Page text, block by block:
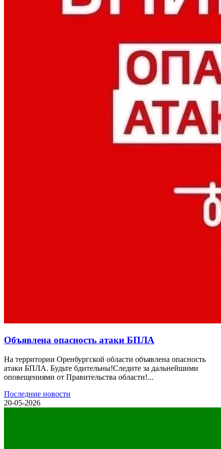
Объявлена опасность атаки БПЛА
На территории Оренбургской области объявлена опасность
атаки БПЛА. Будьте бдительны!Следите за дальнейшими
оповещениями от Правительства области!...
Последние новости
20-05-2026